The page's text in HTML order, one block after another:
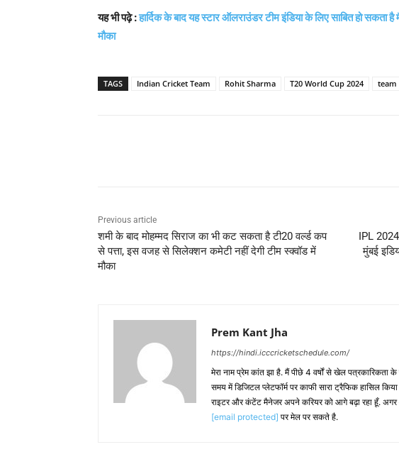
यह भी पढ़े :हार्दिक के बाद यह स्टार ऑलराउंडर टीम इंडिया के लिए साबित हो सकता
मौका
TAGS Indian Cricket Team Rohit Sharma T20 World Cup 2024 team
Previous article
शमी के बाद मोहम्मद सिराज का भी कट सकता है टी20 वर्ल्ड कप
से पत्ता, इस वजह से सिलेक्शन कमेटी नहीं देगी टीम स्क्वॉड में
मौका
IPL
मुंबई
Prem Kant Jha
https://hindi.icccricketschedule.com/
मेरा नाम प्रेम कांत झा है. मैं पीछे 4 वर्षों से खेल पत्रकारिकता
समय में डिजिटल प्लेटफॉर्म पर काफी सारा ट्रैफिक हासिल
राइटर और कंटेंट मैनेजर अपने करियर को आगे बढ़ा रहा हूँ.
[email protected] पर मेल पर सकते है.